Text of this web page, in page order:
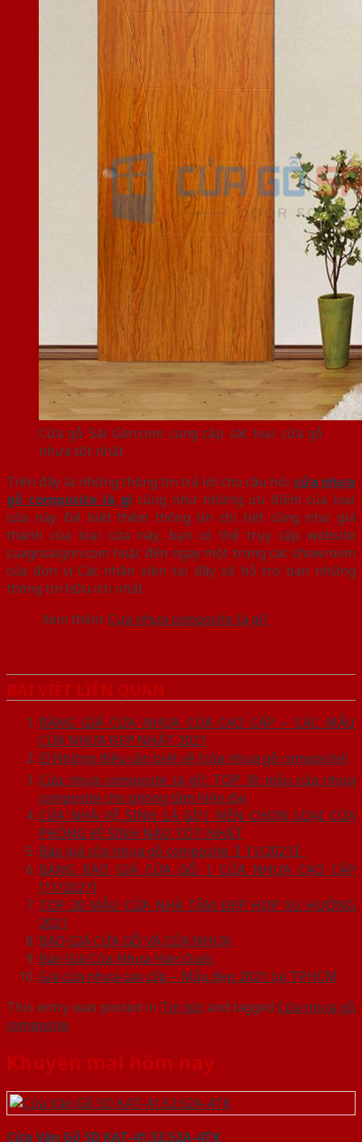
Cửa gỗ Sài Gòn.com cung cấp các loại cửa gỗ
nhựa tốt nhất
Trên đây là những thông tin trả lời cho câu hỏi cửa nhựa
gỗ composite là gì cũng như những ưu điểm của loại
cửa này. Để biết thêm thông tin chi tiết cũng như giá
thành của loại cửa này, bạn có thể truy cập website
cuagosaigon.com hoặc đến ngay một trong các showroom
của đơn vị. Các nhân viên tại đây sẽ hỗ trợ bạn những
thông tin hữu ích nhất.
Xem thêm: Cựa nhựa composite là gì?
BÀI VIẾT LIÊN QUAN
BẢNG GIÁ CỬA NHỰA CỬA CAO CẤP – CÁC MẪU
CỬA NHỰA ĐẸP NHẤT 2021
☑️ Những điều cần biết về [cửa nhựa gỗ composite]
Cửa nhựa composite là gì?. TOP 30 mẫu cửa nhựa
composite cho phòng tắm hiện đại
CỬA NHÀ VỆ SINH LÀ GÌ?| NÊN CHỌN LOẠI CỬA
PHÒNG VỆ SINH NÀO TỐT NHẤT
Báo giá cửa nhựa gỗ composite【 11/2021】
BẢNG BÁO GIÁ CỬA GỖ | CỬA NHỰA CAO CẤP
[11/2021]
TOP 20 MẪU CỬA NHÀ TẮM ĐẸP HỢP XU HƯỚNG
2021
BÁO GIÁ CỬA GỖ VÀ CỬA NHỰA
Báo Giá Cửa Nhựa Hàn Quốc
Giá cửa nhựa cao cấp – Mẫu đẹp 2021 tại TPHCM
This entry was posted in Tin tứcand tagged Cửa nhựa gỗ
composite.
Khuyến mại hôm nay
Cửa Vân Gỗ 5D KAT-41.52.52A-4TK